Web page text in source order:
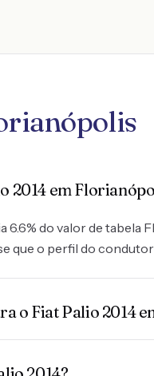
2014 em
6.6% do valor de
que o perfil do
o Fiat Palio 2014